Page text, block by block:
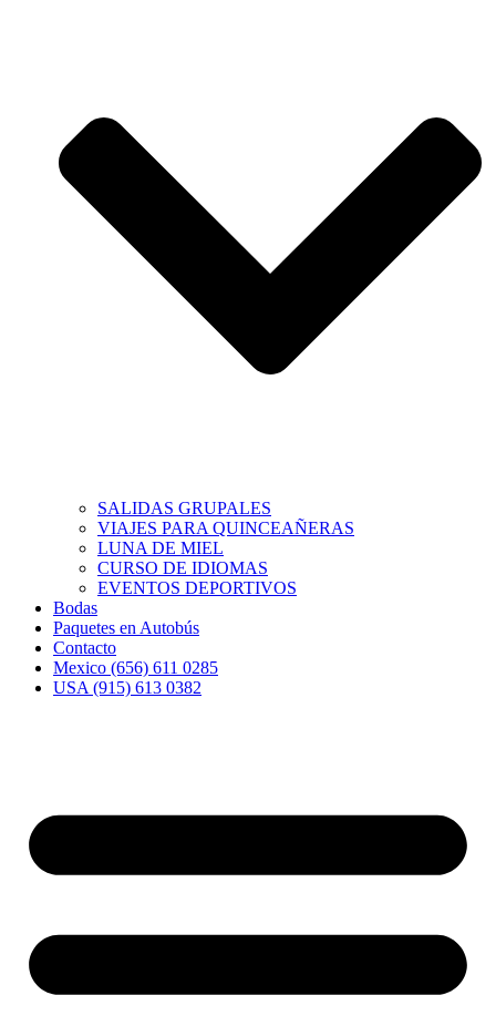
SALIDAS GRUPALES
VIAJES PARA QUINCEAÑERAS
LUNA DE MIEL
CURSO DE IDIOMAS
EVENTOS DEPORTIVOS
Bodas
Paquetes en Autobús
Contacto
Mexico (656) 611 0285
USA (915) 613 0382